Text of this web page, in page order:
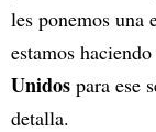
les ponemos una
estamos
Unidos para ese
detalla.